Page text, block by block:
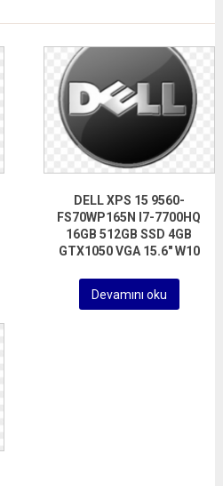
DELL XPS 15 9560-
FS70WP165N I7-7700HQ
16GB 512GB SSD 4GB
GTX1050 VGA 15.6″ W10
Devamını oku